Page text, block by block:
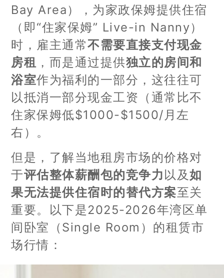
Bay Area），为家政保姆提供住宿
（即“住家保姆” Live-in Nanny）
时，雇主通常不需要直接支付现金
房租 ，而是通过提供独立的房间和
浴室作为福利的一部分，这往往可
以抵消一部分现金工资（通常比不
住家保姆低$1000-$1500/月左
右）。
但是，了解当地租房市场的价格对
于评估整体薪酬包的竞争力以及如
果无法提供住宿时的替代方案至关
重要。以下是2025-2026年湾区单
间卧室（Single Room）的租赁市
场行情：